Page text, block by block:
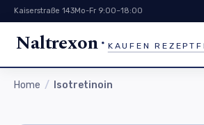
Kaiserstraße 143Mo-Fr 9:00–18:00
Naltrexon KAUFEN
Home Isotretinoin